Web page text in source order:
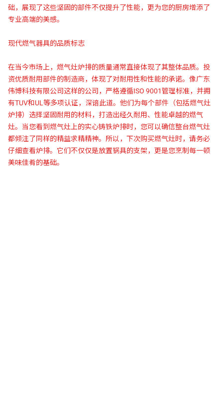
础，展现了这些坚固的部件不仅提升了性能，更为您的厨房增添了
专业高端的美感。
现代燃气器具的品质标志
在当今市场上，燃气灶炉排的质量通常直接体现了其整体品质。投
资优质耐用部件的制造商，体现了对耐用性和性能的承诺。像广东
伟博科技有限公司这样的公司，严格遵循ISO 9001管理标准，并拥
有TUV和UL等多项认证，深谙此道。他们为每个部件（包括燃气灶
炉排）选择坚固耐用的材料，打造出经久耐用、性能卓越的燃气
灶。当您看到燃气灶上的实心铸铁炉排时，您可以确信整台燃气灶
都倾注了同样的精益求精精神。所以，下次购买燃气灶时，请务必
仔细查看炉排。它们不仅仅是放置锅具的支架，更是您烹制每一顿
美味佳肴的基础。